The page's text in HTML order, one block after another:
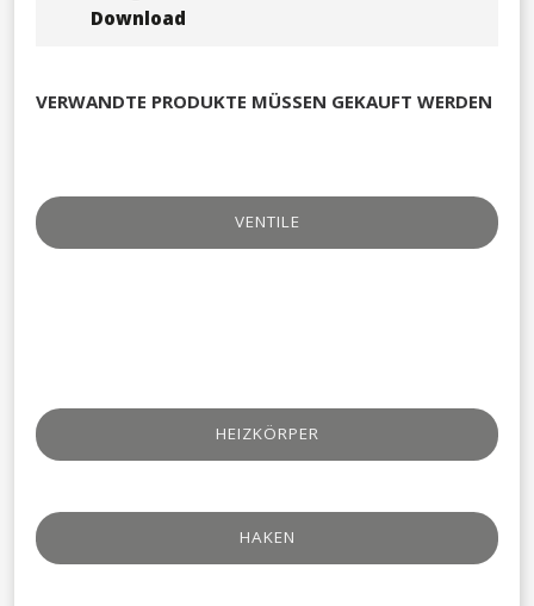
Download
VERWANDTE PRODUKTE MÜSSEN GEKAUFT WERDEN
VENTILE​
HEIZKÖRPER
HAKEN​